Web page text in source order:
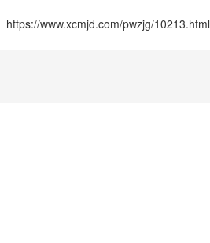
https://www.xcmjd.com/pwzjg/10213.html